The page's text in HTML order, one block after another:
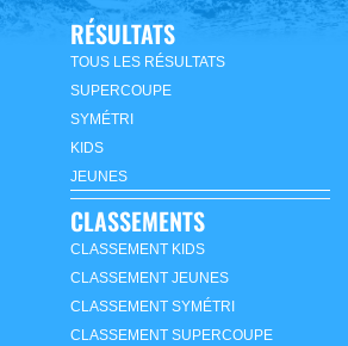
RÉSULTATS
TOUS LES RÉSULTATS
SUPERCOUPE
SYMÉTRI
KIDS
JEUNES
CLASSEMENTS
CLASSEMENT KIDS
CLASSEMENT JEUNES
CLASSEMENT SYMÉTRI
CLASSEMENT SUPERCOUPE